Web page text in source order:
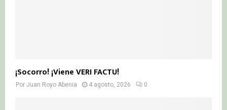
¡Socorro! ¡Viene VERI FACTU!
Por Juan Royo Abenia 4 agosto, 2026 0